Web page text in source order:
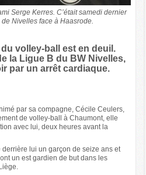
Serge Kerres. C’était samedi dernier
Nivelles face à Haasrode.
volley-ball est en deuil.
la Ligue B du BW Nivelles,
par un arrêt cardiaque.
par sa compagne, Cécile Ceulers,
de volley-ball à Chaumont, elle
avec lui, deux heures avant la
derrière lui un garçon de seize ans et
un est gardien de but dans les